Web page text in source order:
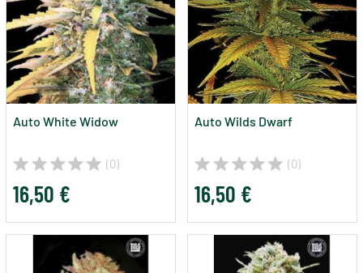
Auto White Widow
(0)
16,50 €
Auto Wilds Dwarf
(0)
16,50 €